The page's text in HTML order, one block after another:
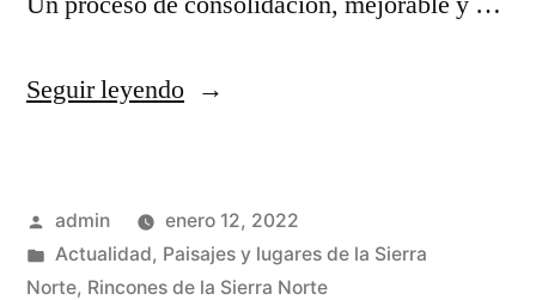
Seguir leyendo«Guia
de
Bonaval»
Publicado
por
admin
enero 12, 2022
Publicado
en
Actualidad, Paisajes y lugares de la Sierra
Norte, Rincones de la Sierra Norte